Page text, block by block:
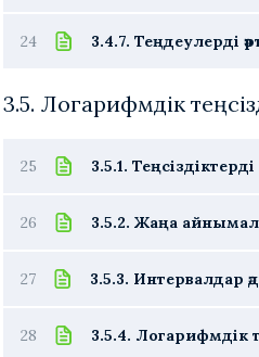
24 3.4.7. Теңдеулерді
3.5. Логарифмдік
25 3.5.1.
26 3.5.2. Жаңа айнымал
27 3.5.3. Интервалдар
28 3.5.4. Логарифмдік